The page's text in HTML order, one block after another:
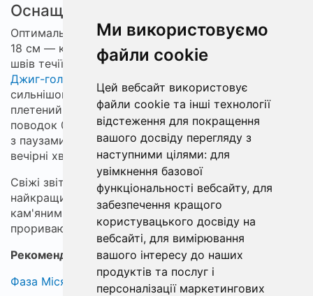
Ми використовуємо
файли cookie
Цей вебсайт використовує
файли cookie та інші технології
відстеження для покращення
вашого досвіду перегляду з
наступними цілями: для
увімкнення базової
функціональності вебсайту, для
забезпечення кращого
користувацького досвіду на
вебсайті, для вимірювання
вашого інтересу до наших
продуктів та послуг і
персоналізації маркетингових
Оснащення і прийоми
Оптимальні 10–12 см shads для активного окуня, 13–
18 см — коли цілиться на більших особин у зоні
швів течії, біля опор мостів і при зовнішніх вигинах.
Джиг-головки
сильнішому струмі. Швидкий спінінг 2.1–2.4 м,
плетений 0.10–0.14 мм з флюорокарбоновий
поводок 0.22–0.28 мм; проводка — короткі підкиди
з паузами 1–3 с або повільний lift-and-fall у теплі
вечірні хвилини.
Свіжі звіти від місцевих рибалок говорять про
найкращий результат на межах очерету поруч із
кам'яними бровками. Темні силуети окунів часто
проривають поверхню в останні хвилини світла.
Рекомендуємо: флюорокарбоновий поводок 0.22
Фаза Місяця сьогодні